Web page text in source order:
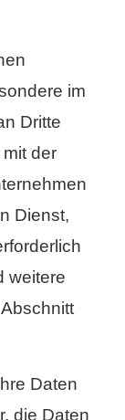
im
Dritte
der
Dienst,
weitere
Daten
die Daten